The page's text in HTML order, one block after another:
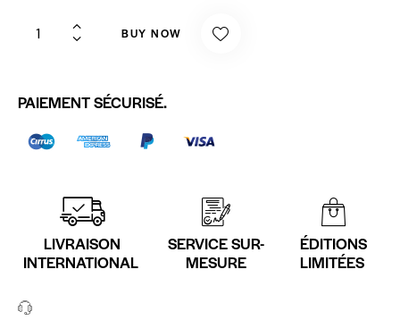
BUY NOW
PAIEMENT SÉCURISÉ.
LIVRAISON
INTERNATIONAL
SERVICE SUR-
MESURE
ÉDITIONS
LIMITÉES